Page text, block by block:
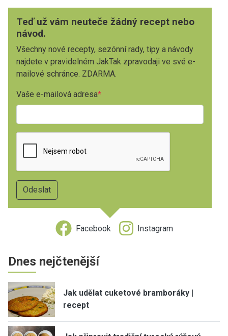
Teď už vám neuteče žádný recept nebo
návod.
Všechny nové recepty, sezónní rady, tipy a návody
najdete v pravidelném JakTak zpravodaji ve své e-
mailové schránce. ZDARMA.
Vaše e-mailová adresa
Facebook Instagram
Dnes nejčtenější
Jak udělat cuketové bramboráky |
recept